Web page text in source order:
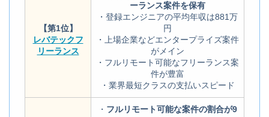
【第1位】
レバテックフ
リーランス
ーランス案件を保有
・登録エンジニアの平均年収は881万
円
・上場企業などエンタープライズ案件
がメイン
・フルリモート可能なフリーランス案
件が豊富
・業界最短クラスの支払いスピード
・ フルリモート可能な案件の割合が9